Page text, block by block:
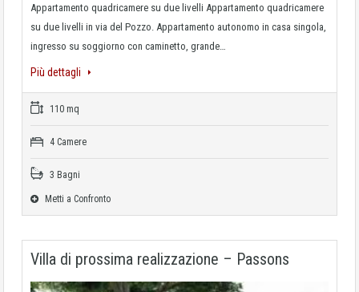
Appartamento quadricamere su due livelli Appartamento quadricamere
su due livelli in via del Pozzo. Appartamento autonomo in casa singola,
ingresso su soggiorno con caminetto, grande…
Più dettagli
110 mq
4 Camere
3 Bagni
Metti a Confronto
Villa di prossima realizzazione – Passons